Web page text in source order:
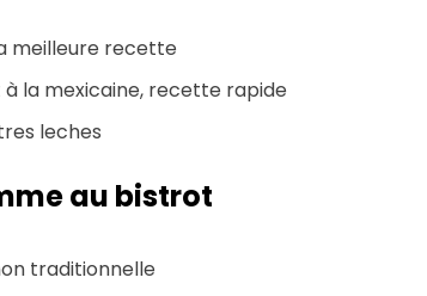
meilleure recette
à la mexicaine, recette rapide
leches
au bistrot
traditionnelle